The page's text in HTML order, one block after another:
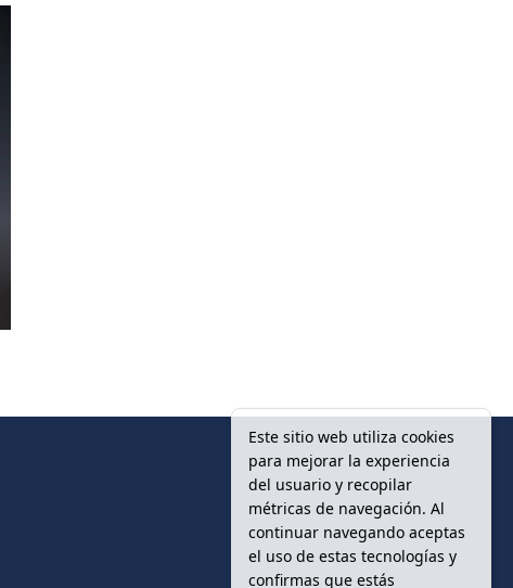
Este sitio web utiliza cookies
para mejorar la experiencia
del usuario y recopilar
métricas de navegación. Al
continuar navegando aceptas
el uso de estas tecnologías y
confirmas que estás